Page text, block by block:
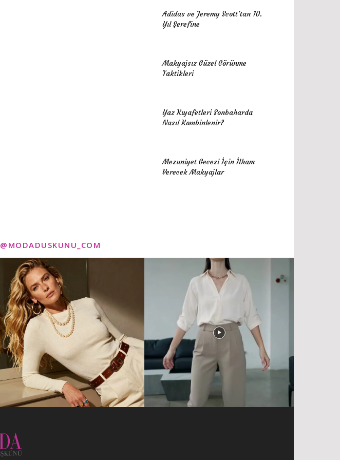
Adidas ve Jeremy Scott’tan 10.
Yıl Şerefine
Makyajsız Güzel Görünme
Taktikleri
Yaz Kıyafetleri Sonbaharda
Nasıl Kombinlenir?
Mezuniyet Gecesi İçin İlham
Verecek Makyajlar
@MODADUSKUNU_COM